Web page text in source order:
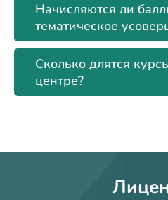
Начисляются ли
тематическое
Сколько длятся
центре?